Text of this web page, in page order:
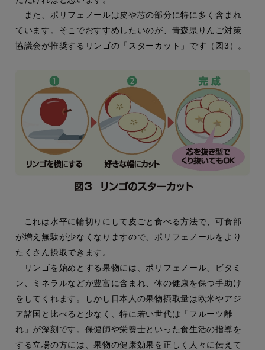
また、ポリフェノールは皮や芯の部分に特に多く含まれ
ています。そこでおすすめしたいのが、青森県りんご対策
協議会が推奨するリンゴの「スターカット」です（図3）。
これは水平に輪切りにして皮ごと食べる方法で、可食部
が増え無駄が少なくなりますので、ポリフェノールをより
たくさん摂取できます。
リンゴを始めとする果物には、ポリフェノール、ビタミ
ン、ミネラルなどが豊富に含まれ、体の健康を保つ手助け
をしてくれます。しかし日本人の果物摂取量は欧米やアジ
ア諸国と比べると少なく、特に若い世代は「フルーツ離
れ」が深刻です。保健師や栄養士といった食生活の指導を
する立場の方には、果物の健康効果を正しく人々に伝えて